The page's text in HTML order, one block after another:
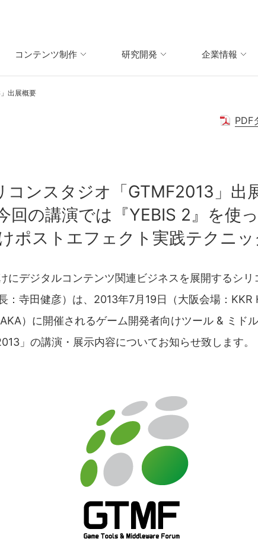
コンテンツ制作 研究開発 企業情報
出展概要
PDF
コンスタジオ「GTMF2013」出
回の講演では『YEBIS 2』を使
ポストエフェクト実践テクニ
にデジタルコンテンツ関連ビジネスを展開するシリ
：寺田健彦）は、2013年7月19日（大阪会場：KKR
）に開催されるゲーム開発者向けツール & ミド
」の講演・展示内容についてお知らせ致します。